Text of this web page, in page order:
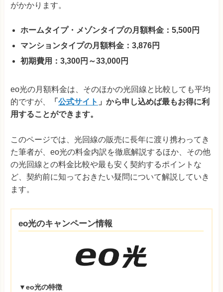
がかかります。
ホームタイプ・メゾンタイプの月額料金：5,500円
マンションタイプの月額料金：3,876円
初期費用：3,300円～33,000円
eo光の月額料金は、そのほかの光回線と比較しても平均
的ですが、
「 公式サイト 」から申し込めば最もお得に利
用することができます。
このページでは、光回線の販売に長年に渡り携わってき
た筆者が、eo光の料金内訳を徹底解説するほか、その他
の光回線との料金比較や最も安く契約するポイントな
ど、契約前に知っておきたい疑問について解説していき
ます。
eo光のキャンペーン情報
▼eo光の特徴